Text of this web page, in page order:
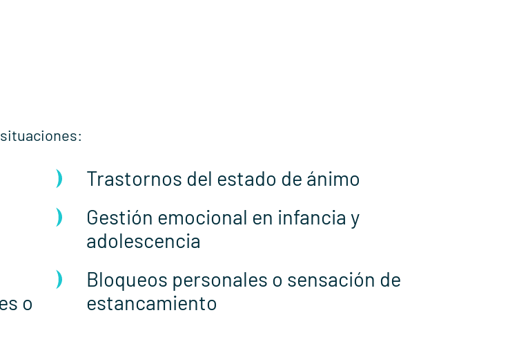
o
Trastornos del estado de ánimo
Gestión emocional en infancia y
adolescencia
Bloqueos personales o sensación de
estancamiento